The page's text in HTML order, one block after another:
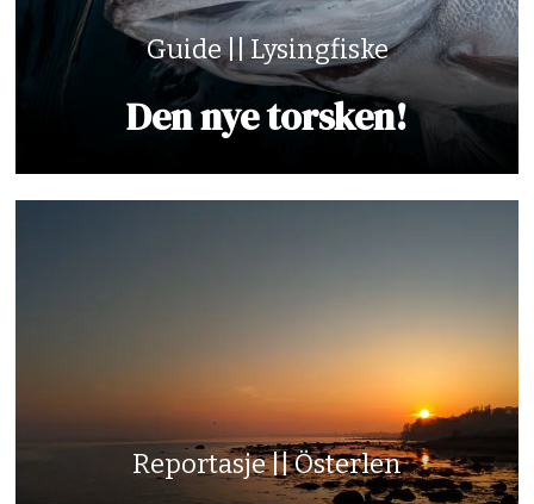
Guide || Lysingfiske
Den nye torsken!
Reportasje || Österlen